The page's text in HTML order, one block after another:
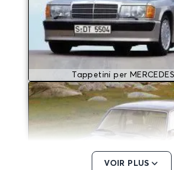
Tappetini per
VOIR PLUS